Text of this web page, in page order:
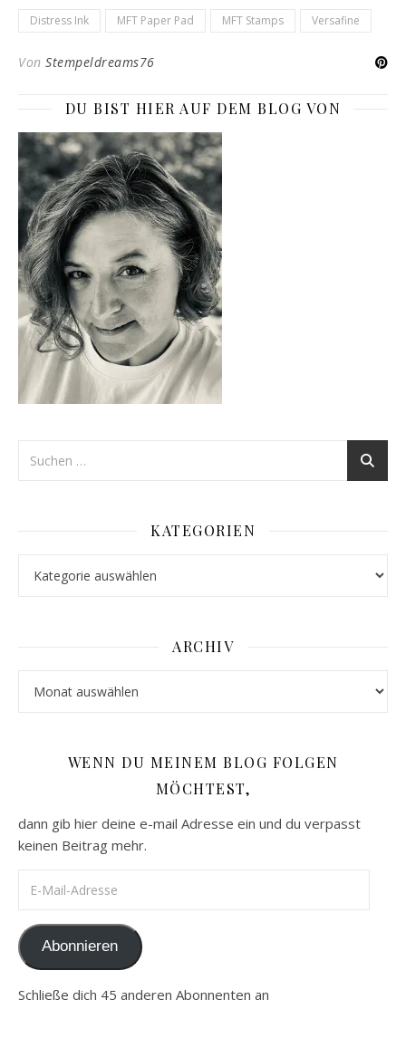
Distress Ink MFT Paper Pad MFT Stamps Versafine
Von Stempeldreams76
DU BIST HIER AUF DEM BLOG VON
KATEGORIEN
ARCHIV
WENN DU MEINEM BLOG FOLGEN
MÖCHTEST,
dann gib hier deine e-mail Adresse ein und du verpasst
keinen Beitrag mehr.
Abonnieren
Schließe dich 45 anderen Abonnenten an